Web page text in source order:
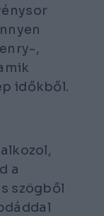
,
időkből.
a
szögből